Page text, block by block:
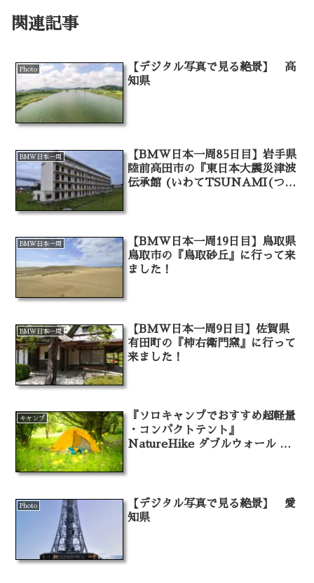
関連記事
Photo
【デジタル写真で見る絶景】 高
知県
BMW日本一周
【BMW日本一周85日目】岩手県
陸前高田市の『東日本大震災津波
伝承館 (いわてTSUNAMI(つな
BMW日本一周
【BMW日本一周19日目】鳥取県
鳥取市の『鳥取砂丘』に行って来
ました！
BMW日本一周
【BMW日本一周9日目】佐賀県
有田町の『柿右衛門窯』に行って
来ました！
キャンプ
『ソロキャンプでおすすめ超軽量
・コンパクトテント』
NatureHike ダブルウォール ワ
Photo
【デジタル写真で見る絶景】 愛
知県